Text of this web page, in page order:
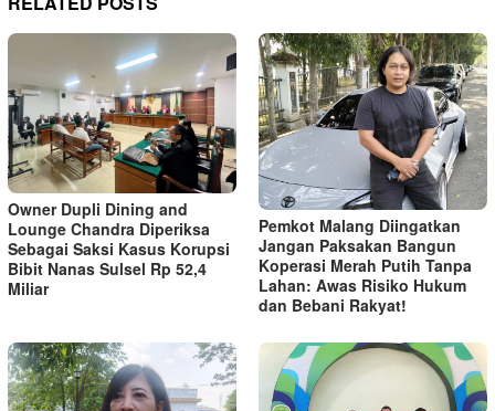
Owner Dupli Dining and
Lounge Chandra Diperiksa
Sebagai Saksi Kasus Korupsi
Bibit Nanas Sulsel Rp 52,4
Miliar
Pemkot Malang Diingatkan
Jangan Paksakan Bangun
Koperasi Merah Putih Tanpa
Lahan: Awas Risiko Hukum
dan Bebani Rakyat!